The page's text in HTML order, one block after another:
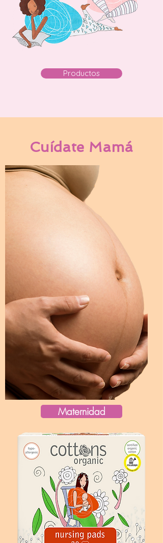
Productos
Cuídate Mamá
Maternidad